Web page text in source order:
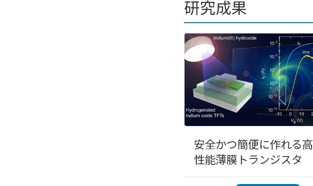
研究成果
安全かつ簡便に作れる高
性能薄膜トランジスタ